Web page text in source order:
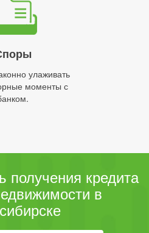
улаживать
моменты с
получения кредита
в